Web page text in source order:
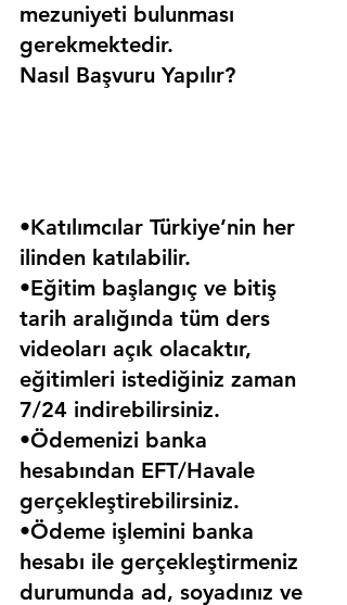
mezuniyeti bulunması
gerekmektedir.
Nasıl Başvuru Yapılır?
•Katılımcılar Türkiye’nin her
ilinden katılabilir.
•Eğitim başlangıç ve bitiş
tarih aralığında tüm ders
videoları açık olacaktır,
eğitimleri istediğiniz zaman
7/24 indirebilirsiniz.
•Ödemenizi banka
hesabından EFT/Havale
gerçekleştirebilirsiniz.
•Ödeme işlemini banka
hesabı ile gerçekleştirmeniz
durumunda ad, soyadınız ve